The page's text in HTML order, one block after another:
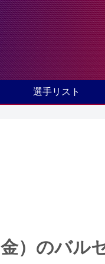
選手リスト
）のバル